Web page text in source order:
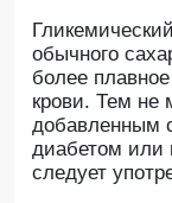
обычного
более
крови. Тем не
добавленным
диабетом или
следует